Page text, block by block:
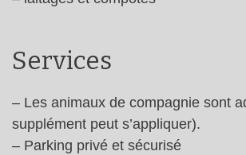
Services
– Les animaux de compagnie sont
supplément peut s’appliquer).
– Parking privé et sécurisé